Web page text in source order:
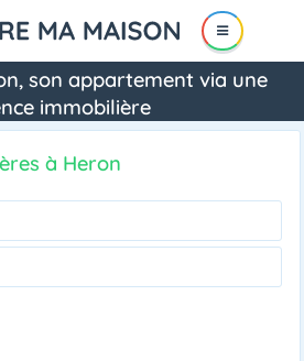
son appartement via une
immobilière
à Heron